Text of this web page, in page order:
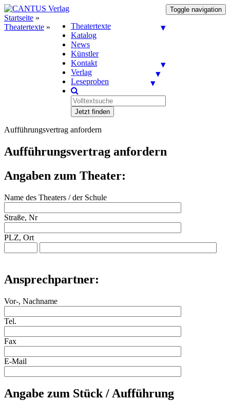
Toggle navigation
Theatertexte
Katalog
News
Künstler
Kontakt
Verlag
Leseproben
Jetzt finden
Startseite »
Theatertexte »
Aufführungsvertrag anfordern
Aufführungsvertrag anfordern
Angaben zum Theater:
Name des Theaters / der Schule
Straße, Nr
PLZ, Ort
Ansprechpartner:
Vor-, Nachname
Tel.
Fax
E-Mail
Angabe zum Stück / Aufführung